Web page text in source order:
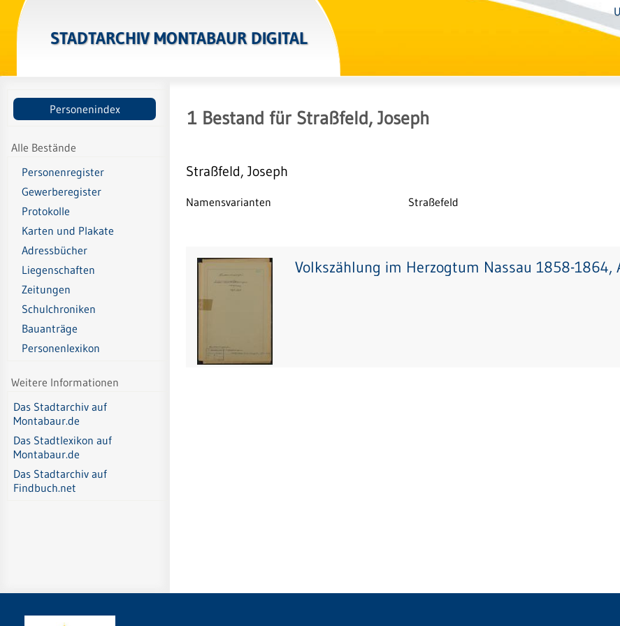
STADTARCHIV MONTABAUR DIGITAL
Personenindex
Alle Bestände
Personenregister
Gewerberegister
Protokolle
Karten und Plakate
Adressbücher
Liegenschaften
Zeitungen
Schulchroniken
Bauanträge
Personenlexikon
Weitere Informationen
Das Stadtarchiv auf
Montabaur.de
Das Stadtlexikon auf
Montabaur.de
Das Stadtarchiv auf
Findbuch.net
1 Bestand für Straßfeld, Joseph
Straßfeld, Joseph
Namensvarianten Straßefeld
Volkszählung im Herzogtum Nassau 1858-1864,